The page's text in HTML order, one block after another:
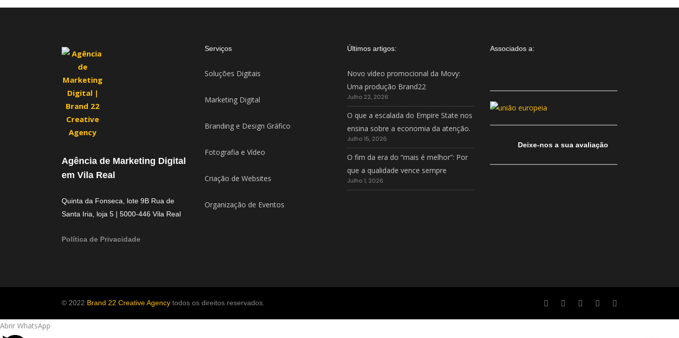
Agência de Marketing Digital
em Vila Real
Quinta da Fonseca, lote 9B Rua de
Santa Iria, loja 5 | 5000-446 Vila Real
Política de Privacidade
Serviços
Soluções Digitais
Marketing Digital
Branding e Design Gráfico
Fotografia e Vídeo
Criação de Websites
Organização de Eventos
Últimos artigos:
Novo vídeo promocional da Movy:
Uma produção Brand22
Julho 22, 2026
O que a escalada do Empire State nos
ensina sobre a economia da atenção.
Julho 15, 2026
O fim da era do “mais é melhor”: Por
que a qualidade vence sempre
Julho 1, 2026
Associados a:
Deixe-nos a sua avaliação
© 2022 Brand 22 Creative Agency todos os direitos reservados.
Abrir WhatsApp
Online
04:09